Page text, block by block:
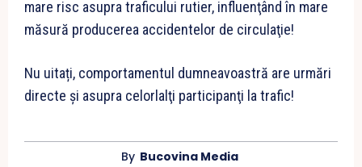
mare risc asupra traficului rutier, influenţând în mare
măsură producerea accidentelor de circulaţie!
Nu uitați, comportamentul dumneavoastră are urmări
directe şi asupra celorlalţi participanţi la trafic!
By Bucovina Media